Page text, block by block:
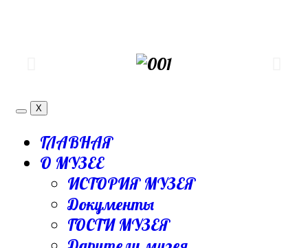
X
ГЛАВНАЯ
О МУЗЕЕ
ИСТОРИЯ МУЗЕЯ
Документы
ГОСТИ МУЗЕЯ